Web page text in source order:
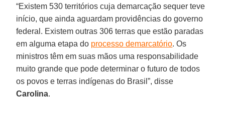
“Existem 530 territórios cuja demarcação sequer teve
início, que ainda aguardam providências do governo
federal. Existem outras 306 terras que estão paradas
em alguma etapa do processo demarcatório. Os
ministros têm em suas mãos uma responsabilidade
muito grande que pode determinar o futuro de todos
os povos e terras indígenas do Brasil”, disse
Carolina.